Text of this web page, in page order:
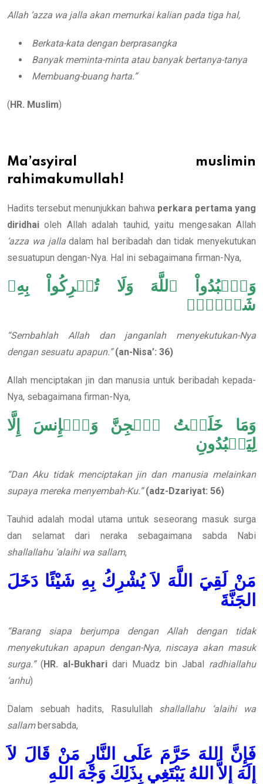
Allah ‘azza wa jalla akan memurkai kalian pada tiga hal,
Berkata-kata dengan berprasangka
Banyak meminta-minta atau banyak bertanya-tanya
Membuang-buang harta.”
( HR. Muslim)
Ma’asyiral muslimin
rahimakumullah!
Hadits tersebut menunjukkan bahwa perkara pertama yang
diridhaioleh Allah adalah tauhid, yaitu mengesakan Allah
‘azza wa jalladalam hal beribadah dan tidak menyekutukan
sesuatupun dengan-Nya. Hal ini sebagaimana firman-Nya,
وَٱعۡبُدُواْ ٱللَّهَ وَلَا تُشۡرِكُواْ بِهِۦ
شَيۡ‍ًٔاۖ
“Sembahlah Allah dan janganlah menyekutukan-Nya
dengan sesuatu apapun.”(an-Nisa’: 36)
Allah menciptakan jin dan manusia untuk beribadah kepada-
Nya, sebagaimana firman-Nya,
وَمَا خَلَقۡتُ ٱلۡجِنَّ وَٱلۡإِنسَ إِلَّا
لِيَعۡبُدُونِ
“Dan Aku tidak menciptakan jin dan manusia melainkan
supaya mereka menyembah-Ku.”(adz-Dzariyat: 56)
Tauhid adalah modal utama untuk seseorang masuk surga
dan selamat dari neraka sebagaimana sabda Nabi
shallallahu ‘alaihi wa sallam,
مَنْ لَقِيَ اللَّهَ لاَ يُشْرِكُ بِهِ شَيْئًا دَخَلَ
الجَنَّةَ
“Barang siapa berjumpa dengan Allah dengan tidak
menyekutukan apapun dengan-Nya, niscaya akan masuk
surga.” ( HR. al-Bukhari dari Muadz bin Jabal radhiallahu
‘anhu)
Dalam sebuah hadits, Rasulullah shallallahu ‘alaihi wa
sallambersabda,
فَإِنَّ اللهَ حَرَّمَ عَلَى النَّارِ مَنْ قَالَ لاَ
إِلَهَ إِلاَّ اللهُ يَبْتَغِي بِذَلِكَ وَجْهَ اللهِ